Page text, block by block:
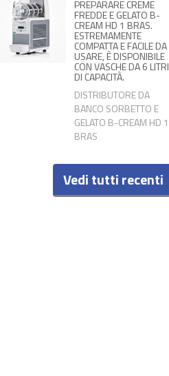
PREPARARE CREME
FREDDE E GELATO B-
CREAM HD 1 BRAS.
ESTREMAMENTE
COMPATTA E FACILE DA
USARE, È DISPONIBILE
CON VASCHE DA 6 LITRI
DI CAPACITÀ.
DISTRIBUTORE DA
BANCO SORBETTO E
GELATO B-CREAM HD 1
BRAS
Vedi tutti recenti